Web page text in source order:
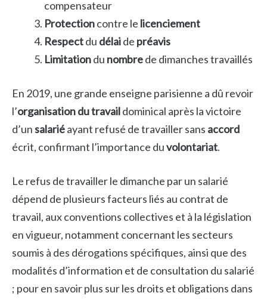
compensateur
Protectioncontre le licenciement
Respectdu délaide préavis
Limitationdu nombrede dimanches travaillés
En 2019, une grande enseigne parisienne a dû revoir
l’organisation du travaildominical après la victoire
d’unsalariéayant refusé de travailler sans accord
écrit, confirmant l’importance duvolontariat.
Le refus de travailler le dimanche par un salarié
dépend de plusieurs facteurs liés au contrat de
travail, aux conventions collectives et à la législation
en vigueur, notamment concernant les secteurs
soumis à des dérogations spécifiques, ainsi que des
modalités d’information et de consultation du salarié
; pour en savoir plus sur les droits et obligations dans